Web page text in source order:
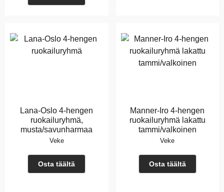
Lana-Oslo 4-hengen
ruokailuryhmä,
musta/savunharmaa
Veke
Osta täältä
Manner-Iro 4-hengen
ruokailuryhmä lakattu
tammi/valkoinen
Veke
Osta täältä